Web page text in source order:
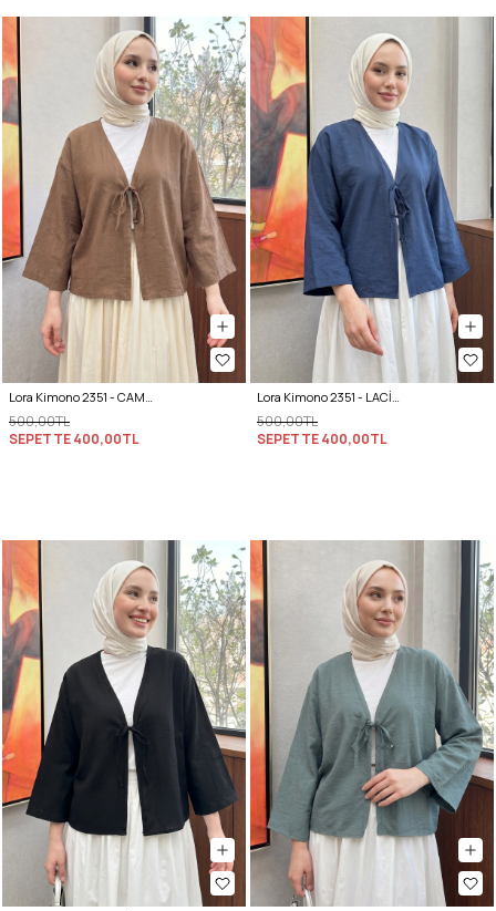
Lora Kimono 2351 - CAMEL
500,00TL
SEPETTE400,00TL
Lora Kimono 2351 - LACİVERT
500,00TL
SEPETTE400,00TL